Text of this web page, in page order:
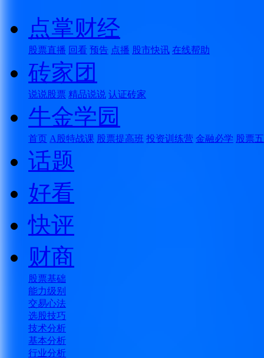
点掌财经
股票直播 回看 预告 点播 股市快讯 在线帮助
砖家团
说说股票 精品说说 认证砖家
牛金学园
首页 A股特战课 股票提高班 投资训练营 金融必学 股票
话题
好看
快评
财商
股票基础
能力级别
交易心法
选股技巧
技术分析
基本分析
行业分析